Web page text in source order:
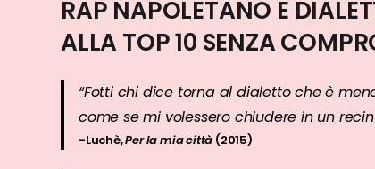
RAP NAPOLETANO E
ALLA TOP 10 SENZA
“Fotti chi dice torna al dialetto che è
come se mi volessero chiudere in un
-Luchè,Per la mia città (2015)